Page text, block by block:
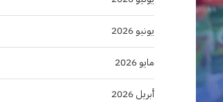
يونيو 2026
مايو 2026
أبريل 2026